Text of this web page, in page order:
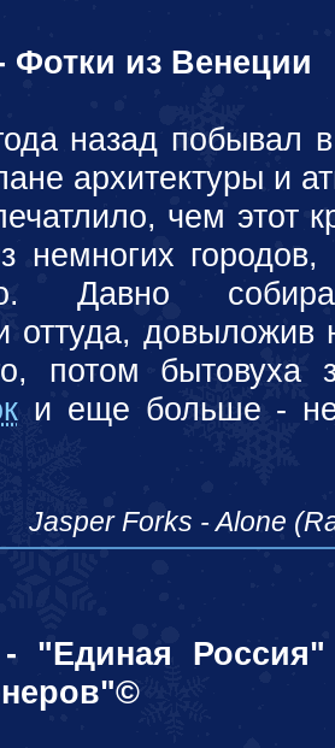
Фотки из Венеции
назад побывал
архитектуры и
чем этот
немногих
Давно
оттуда, довыложив
потом бытовуха
и еще больше -
Jasper Forks - Alone
- "Единая